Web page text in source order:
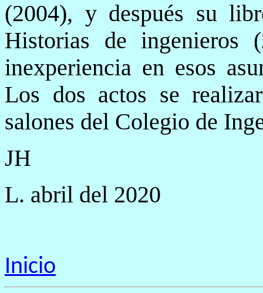
(2004), y después su
Historias de ingenieros
inexperiencia en esos
Los dos actos se
salones del Colegio de
JH
L. abril del 2020
Inicio